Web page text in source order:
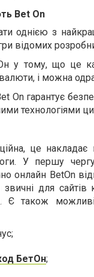
Bet On
однією з
відомих
у тому, що це
і можна
On гарантує
це
У першу
онлайн BetOn
звичні для
Є також
БетОн;